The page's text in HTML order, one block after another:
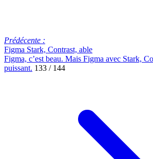
Prédécente :
Figma Stark, Contrast, able
Figma, c’est beau. Mais Figma avec Stark,
puissant. 133 / 144